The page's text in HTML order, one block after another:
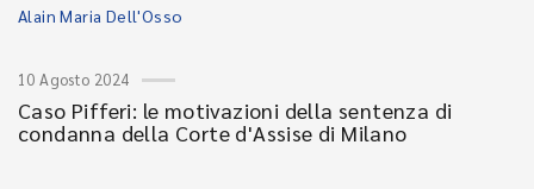
Alain Maria Dell'Osso
10 Agosto 2024
Caso Pifferi: le motivazioni della sentenza di
condanna della Corte d'Assise di Milano